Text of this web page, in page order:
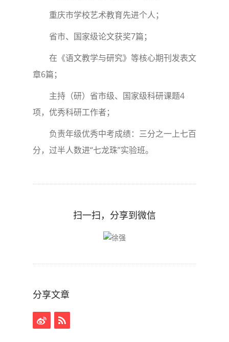
重庆市学校艺术教育先进个人；
省市、国家级论文获奖7篇；
在《语文教学与研究》等核心期刊发表文
章6篇；
主持（研）省市级、国家级科研课题4
项，优秀科研工作者；
负责年级优秀中考成绩：三分之一上七百
分，过半人数进“七龙珠”实验班。
扫一扫，分享到微信
分享文章